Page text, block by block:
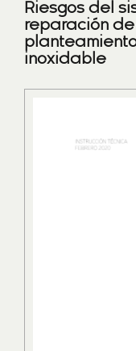
Riesgos del
reparación de
inoxidable